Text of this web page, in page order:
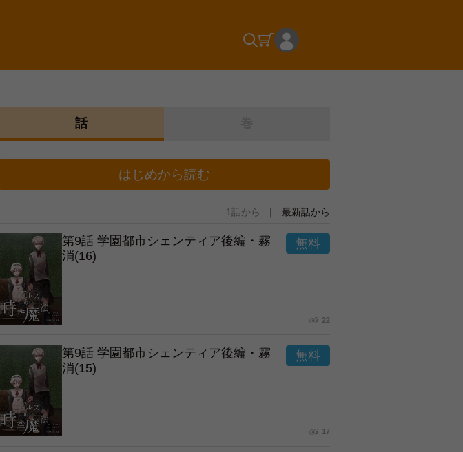
話
はじめから読む
1話から 最新話から
第9話 学園都市シェンティア後編・霧
消(16)
22
第9話 学園都市シェンティア後編・霧
消(15)
17